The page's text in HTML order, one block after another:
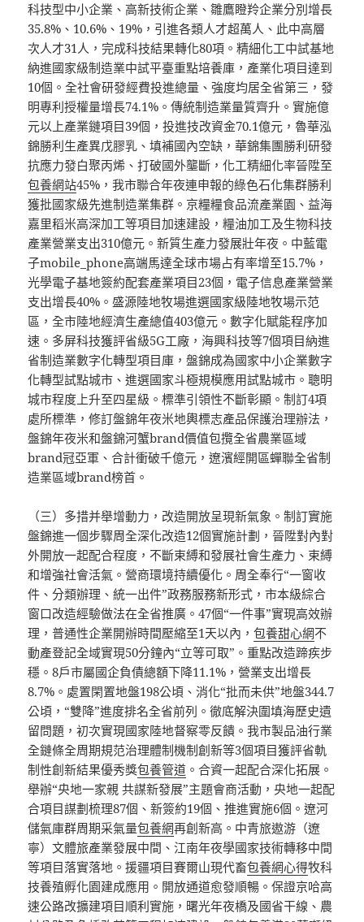
科技型中小企業、高新技術企業、雛鷹瞪羚企業分別增長
35.8%、10.6%、19%，引進各類人才超萬人、此中高層
次人才31人，完成科技結果轉化80項。精細化工中試基地
納進國家級制造業中試平臺重點培養庫，產業化項目達到
10個。全社會研發經費投進總量、強度均居全省第三，發
明專利授權量增長74.1%。傳統制造業量質齊升。實施億
元以上產業鏈項目39個，投進技改資金70.1億元，魯華泓
錦勝利生產異戊膠乳、填補國內空缺，華錦集團勝利研發
抗應力發白聚丙烯、打破國外壟斷，化工精細化率晉陞至
包養網站45%，我市聯合年夜連申報的綠色石化集群勝利
獲批國家級先進制造業集群。京糧糧食品流產業園、益海
嘉里稻米高深加工等項目加速建設，糧油加工及生物科技
產業營業支出310億元。新質生產力發展壯年夜。中藍電
子mobile_phone高端馬達全球市場占有率增至15.7%，
光學電子基地簽約配套產業項目23個，電子信息產業營業
支出增長40%。盛源陸地牧場進選國家級陸地牧場示范
區，全市陸地經濟生產總值403億元。數字化賦能程序加
速。多屏科技獲評省級5G工廠，海興科技等7個項目納進
省制造業數字化轉型項目庫，盤錦成為國家中小企業數字
化轉型試點城市、進選國家斗極規模應用試點城市。聰明
城市程度上升至四星級。標準引領性不斷彰顯。制訂4項
處所標準，修訂盤錦年夜米地輿標志產品保護治理辦法，
盤錦年夜米和盤錦河蟹brand價值包攬全省農業區域
brand冠亞軍、合計衝破千億元，遼濱經開區蟬聯全省制
造業區域brand榜首。
（三）多措并舉增動力，改造開放呈現新氣象。制訂實施
盤錦進一個步驟周全深化改造12個實施計劃，晉陞對內對
外開放一起配合程度，不斷束縛和發展社會生產力、束縛
和增強社會活氣。營商環境持續優化。周全奉行“一窗收
件、分類辦理、統一出件”政務服務新形式，市本級綜合
窗口改造經驗做法在全省推廣。47個“一件事”實現高效辦
理，普通性企業開辦時間壓縮至1天以內，包養甜心網不
動產登記全域實現50分鐘內“立等可取”。重點改造蹄疾步
穩。8戶市屬國企負債總額下降11.1%，營業支出增長
8.7%。處置閑置地盤198公頃、消化“批而未供”地盤344.7
公頃，“雙降”進度排名全省前列。徹底解決圍填海歷史遺
留問題，初次實現國家陸地督察零反饋。我市製品油行業
全鏈條全周期規范治理體制機制創新等3個項目獲評省軌
制性創新結果優秀獎包養管道 。合資一起配合深化拓展。
舉辦“央地一家親 共謀新發展”主題會商活動，央地一起配
合項目謀劃梳理87個、新簽約19個、推進實施6個。遼河
儲氣庫群周期采氣量包養網再創新高。中青旅遨游（遼
寧）文體旅產業發展中間、江南年夜學國家技術轉移中間
等項目落實落地。援疆項目賽爾山現代畜包養網心得牧科
技養殖孵化園建成應用。開放通道愈發順暢。保證京哈高
速公路改擴建項目順利實施，曙光年夜橋及國省干線、農